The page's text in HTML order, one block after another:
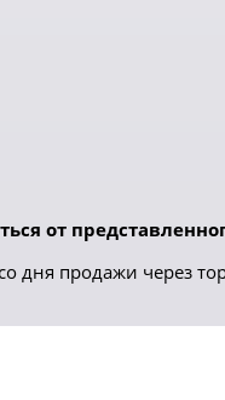
от
дня продажи через